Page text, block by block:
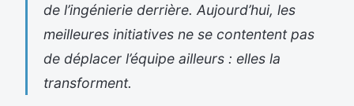
de l’ingénierie derrière. Aujourd’hui, les
meilleures initiatives ne se contentent pas
de déplacer l’équipe ailleurs : elles la
transforment.